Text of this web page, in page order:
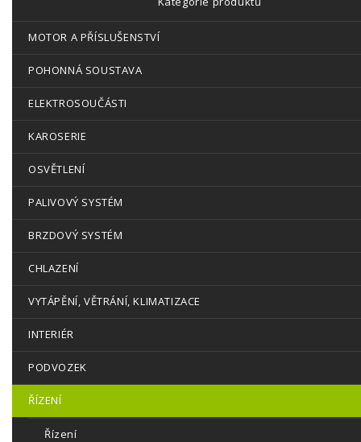
MOTOR A PŘÍSLUŠENSTVÍ
POHONNÁ SOUSTAVA
ELEKTROSOUČÁSTI
KAROSERIE
OSVĚTLENÍ
PALIVOVÝ SYSTÉM
BRZDOVÝ SYSTÉM
CHLAZENÍ
VYTÁPĚNÍ, VĚTRÁNÍ, KLIMATIZACE
INTERIÉR
PODVOZEK
ŘÍZENÍ
Řízení